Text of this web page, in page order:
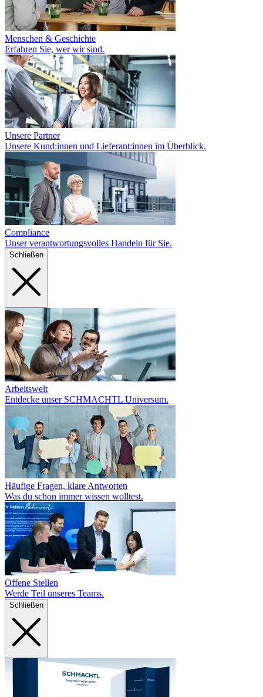
Menschen & Geschichte
Erfahren Sie, wer wir sind.
Unsere Partner
Unsere Kund:innen und Lieferant:innen im Überblick.
Compliance
Unser verantwortungsvolles Handeln für Sie.
Schließen
Arbeitswelt
Entdecke unser SCHMACHTL Universum.
Häufige Fragen, klare Antworten
Was du schon immer wissen wolltest.
Offene Stellen
Werde Teil unseres Teams.
Schließen